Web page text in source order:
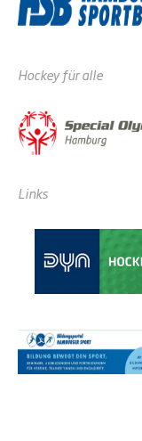
Hockey für alle
Links